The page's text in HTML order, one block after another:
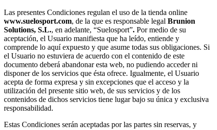
Las presentes Condiciones regulan el uso de la tienda online
www.suelosport.com, de la que es responsable legal Brunion
Solutions, S.L., en adelante, “Suelosport”. Por medio de su
aceptación, el Usuario manifiesta que ha leído, entiende y
comprende lo aquí expuesto y que asume todas sus obligaciones. Si
el Usuario no estuviera de acuerdo con el contenido de este
documento deberá abandonar esta web, no pudiendo acceder ni
disponer de los servicios que ésta ofrece. Igualmente, el Usuario
acepta de forma expresa y sin excepciones que el acceso y la
utilización del presente sitio web, de sus servicios y de los
contenidos de dichos servicios tiene lugar bajo su única y exclusiva
responsabilidad.
Estas Condiciones serán aceptadas por las partes sin reservas, y